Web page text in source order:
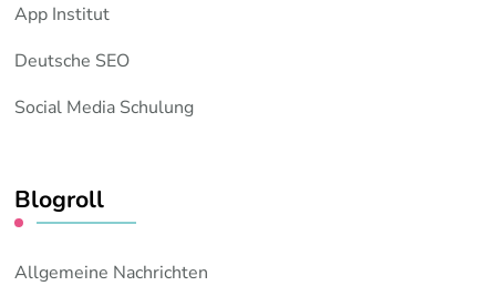
App Institut
Deutsche SEO
Social Media Schulung
Blogroll
Allgemeine Nachrichten